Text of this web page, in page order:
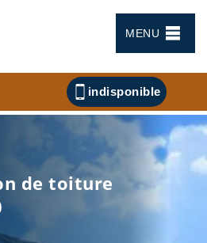
MENU
indisponible
de toiture